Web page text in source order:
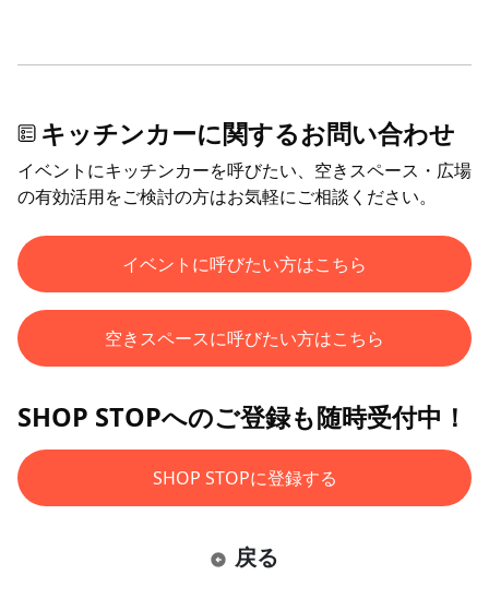
キッチンカーに関するお問い合わせ
イベントにキッチンカーを呼びたい、空きスペース・広場
の有効活用をご検討の方はお気軽にご相談ください。
イベントに呼びたい方はこちら
空きスペースに呼びたい方はこちら
SHOP STOPへのご登録も随時受付中！
SHOP STOPに登録する
戻る